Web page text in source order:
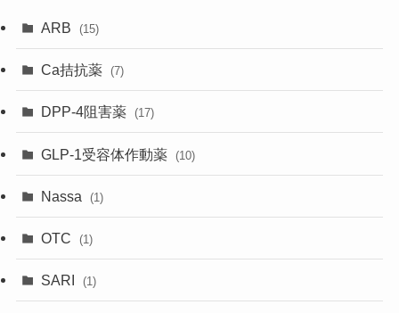
ARB (15)
Ca拮抗薬 (7)
DPP-4阻害薬 (17)
GLP-1受容体作動薬 (10)
Nassa (1)
OTC (1)
SARI (1)